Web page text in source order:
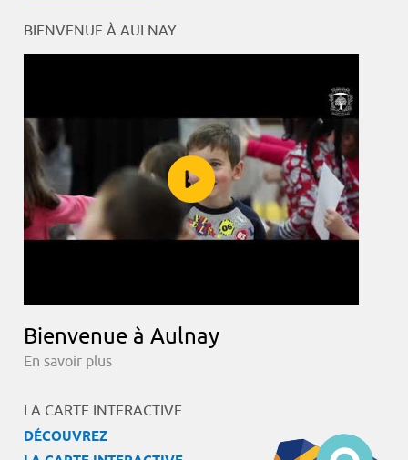
BIENVENUE À AULNAY
Bienvenue à Aulnay
En savoir plus
LA CARTE INTERACTIVE
DÉCOUVREZ